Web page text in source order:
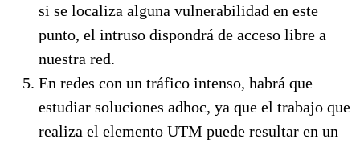
si se localiza alguna vulnerabilidad en este
punto, el intruso dispondrá de acceso libre a
nuestra red.
En redes con un tráfico intenso, habrá que
estudiar soluciones adhoc, ya que el trabajo que
realiza el elemento UTM puede resultar en un